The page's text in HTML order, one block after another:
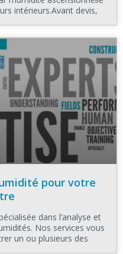
intérieurs.Avant devis,
pour votre
dans l’analyse et
Nos services vous
un ou plusieurs des